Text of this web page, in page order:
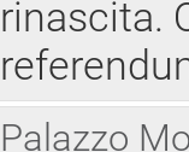
rinascita.
Palazzo